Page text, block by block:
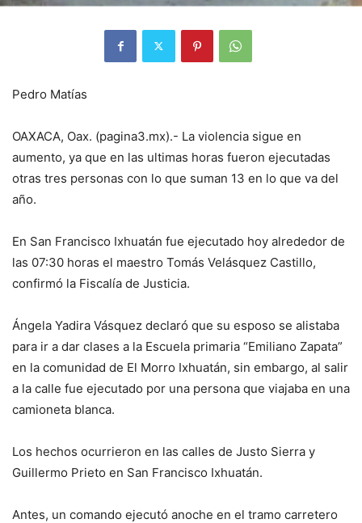
Pedro Matías
OAXACA, Oax. (pagina3.mx).- La violencia sigue en
aumento, ya que en las ultimas horas fueron ejecutadas
otras tres personas con lo que suman 13 en lo que va del
año.
En San Francisco Ixhuatán fue ejecutado hoy alrededor de
las 07:30 horas el maestro Tomás Velásquez Castillo,
confirmó la Fiscalía de Justicia.
Ángela Yadira Vásquez declaró que su esposo se alistaba
para ir a dar clases a la Escuela primaria “Emiliano Zapata”
en la comunidad de El Morro Ixhuatán, sin embargo, al salir
a la calle fue ejecutado por una persona que viajaba en una
camioneta blanca.
Los hechos ocurrieron en las calles de Justo Sierra y
Guillermo Prieto en San Francisco Ixhuatán.
Antes, un comando ejecutó anoche en el tramo carretero